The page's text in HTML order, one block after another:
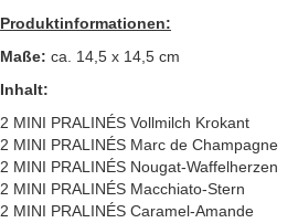
Produktinformationen:
Maße: ca. 14,5 x 14,5 cm
Inhalt:
2 MINI PRALINÉS Vollmilch Krokant
2 MINI PRALINÉS Marc de Champagne
2 MINI PRALINÉS Nougat-Waffelherzen
2 MINI PRALINÉS Macchiato-Stern
2 MINI PRALINÉS Caramel-Amande